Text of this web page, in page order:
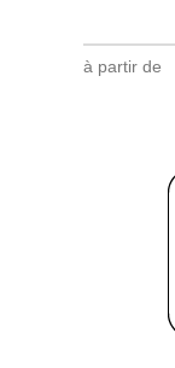
à partir de